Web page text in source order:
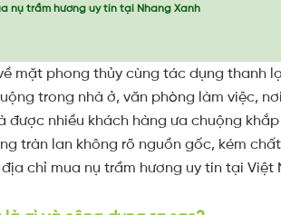
nụ trầm hương uy tín tại Nhang Xanh
mặt phong thủy cùng tác dụng thanh
trong nhà ở, văn phòng làm việc,
được nhiều khách hàng ưa chuộng
tràn lan không rõ nguồn gốc, kém
chỉ mua nụ trầm hương uy tín tại Việt